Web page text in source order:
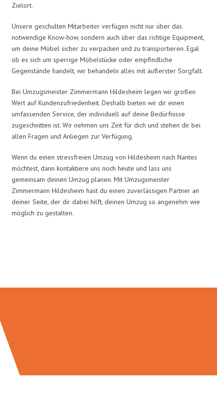
Zielort.
Unsere geschulten Mitarbeiter verfügen nicht nur über das
notwendige Know-how, sondern auch über das richtige Equipment,
um deine Möbel sicher zu verpacken und zu transportieren. Egal
ob es sich um sperrige Möbelstücke oder empfindliche
Gegenstände handelt, wir behandeln alles mit äußerster Sorgfalt.
Bei Umzugsmeister Zimmermann Hildesheim legen wir großen
Wert auf Kundenzufriedenheit. Deshalb bieten wir dir einen
umfassenden Service, der individuell auf deine Bedürfnisse
zugeschnitten ist. Wir nehmen uns Zeit für dich und stehen dir bei
allen Fragen und Anliegen zur Verfügung.
Wenn du einen stressfreien Umzug von Hildesheim nach Nantes
möchtest, dann kontaktiere uns noch heute und lass uns
gemeinsam deinen Umzug planen. Mit Umzugsmeister
Zimmermann Hildesheim hast du einen zuverlässigen Partner an
deiner Seite, der dir dabei hilft, deinen Umzug so angenehm wie
möglich zu gestalten.